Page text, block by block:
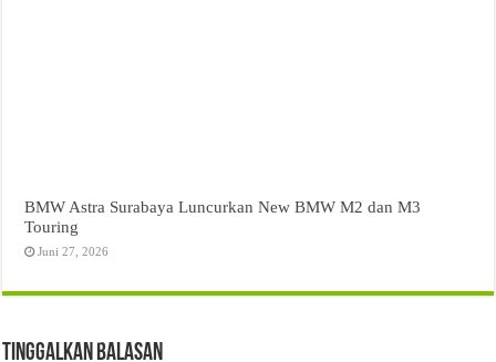
BMW Astra Surabaya Luncurkan New BMW M2 dan M3
Touring
Juni 27, 2026
Tinggalkan Balasan